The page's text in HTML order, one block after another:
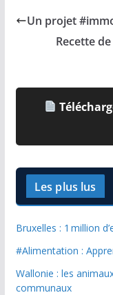
Un projet
Recette
Les plus lus
Bruxelles : 1 million
#Alimentation :
Wallonie : les
communaux